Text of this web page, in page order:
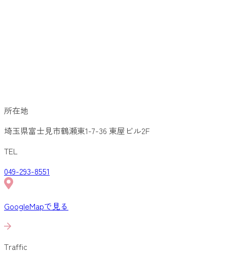
所在地
埼玉県富士見市鶴瀬東1-7-36 東屋ビル2F
TEL
049-293-8551
GoogleMapで見る
Traffic